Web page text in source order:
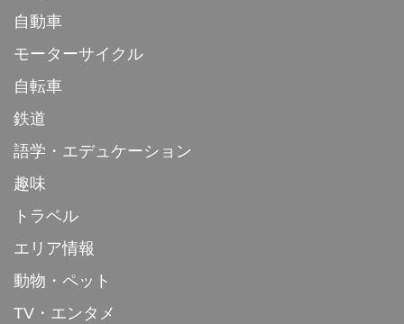
自動車
モーターサイクル
自転車
鉄道
語学・エデュケーション
趣味
トラベル
エリア情報
動物・ペット
TV・エンタメ